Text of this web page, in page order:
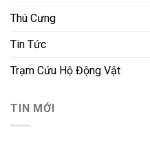
Thú Cưng
Tin Tức
Trạm Cứu Hộ Động Vật
TIN MỚI